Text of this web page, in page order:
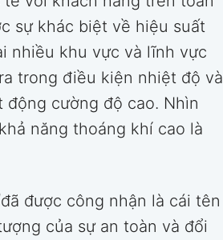
sự khác biệt về hiệu suất
nhiều khu vực và lĩnh vực
trong điều kiện nhiệt độ và
cường độ cao. Nhìn
năng thoáng khí cao là
đã được công nhận là cái tên
của sự an toàn và đổi